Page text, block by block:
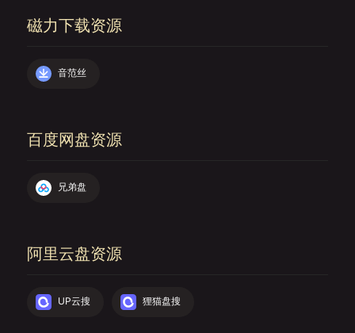
磁力下载资源
音范丝
百度网盘资源
兄弟盘
阿里云盘资源
UP云搜 狸猫盘搜